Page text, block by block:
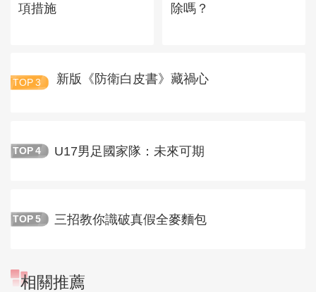
項措施
除嗎？
TOP 3 新版《防衛白皮書》藏禍心
TOP 4 U17男足國家隊：未來可期
TOP 5 三招教你識破真假全麥麵包
相關推薦